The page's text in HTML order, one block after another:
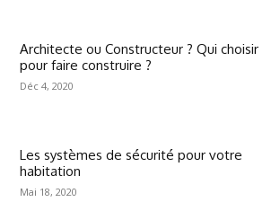
Architecte ou Constructeur ? Qui choisir
pour faire construire ?
Déc 4, 2020
Les systèmes de sécurité pour votre
habitation
Mai 18, 2020